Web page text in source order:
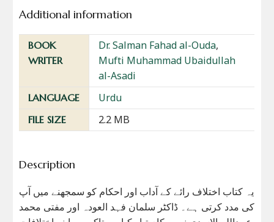
Additional information
BOOK
WRITER
Dr. Salman Fahad al-Ouda,
Mufti Muhammad Ubaidullah
al-Asadi
LANGUAGE Urdu
FILE SIZE 2.2 MB
Description
یہ کتاب اختلاف رائے کے آداب اور احکام کو سمجھنے میں آپ
کی مدد کرتی ہے۔ ڈاکٹر سلمان فہد العودہ اور مفتی محمد